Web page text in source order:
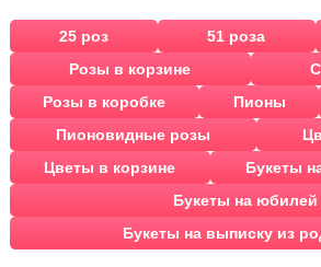
25 роз 51 роза
Розы в корзине
Розы в коробке
Пионы
Пионовидные розы
Цветы в корзине
Букеты
Букеты на юбилей
Букеты на выписку из